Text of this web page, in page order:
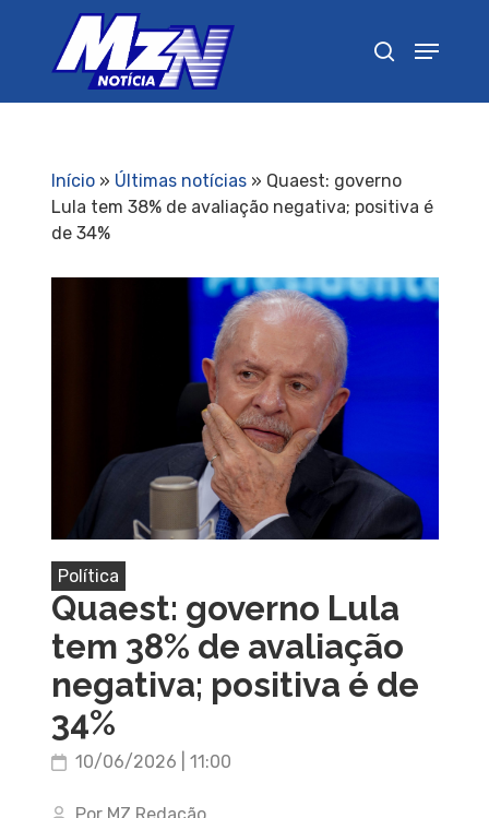
Início» Últimas notícias» Quaest: governo
Lula tem 38% de avaliação negativa; positiva é
de 34%
Política
Quaest: governo Lula
tem 38% de avaliação
negativa; positiva é de
34%
10/06/2026 | 11:00